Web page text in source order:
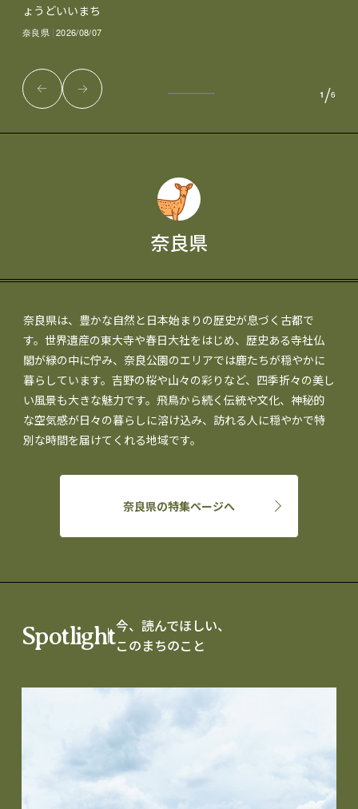
奈良県
奈良県は、豊かな自然と日本始まりの歴史が息づく古都で
す。世界遺産の東大寺や春日大社をはじめ、歴史ある寺社仏
閣が緑の中に佇み、奈良公園のエリアでは鹿たちが穏やかに
暮らしています。吉野の桜や山々の彩りなど、四季折々の美し
い風景も大きな魅力です。飛鳥から続く伝統や文化、神秘的
な空気感が日々の暮らしに溶け込み、訪れる人に穏やかで特
別な時間を届けてくれる地域です。
奈良県の特集ページへ
ょうどいいまち
奈良県 2026/08/07
1 /6
Spotlight今、読んでほしい、
このまちのこと